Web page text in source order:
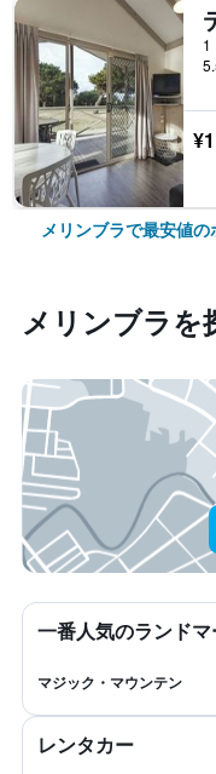
メリンブラで最安値の
メリンブラ​を
一番人気のランドマ
マジック・マウンテン
レンタカー